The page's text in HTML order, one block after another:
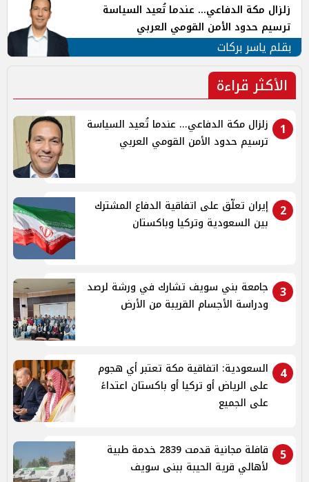
زلزال مكة الدفاعي... عندما تُعيد السياسة
ترسيم حدود الأمن القومي العربي
بقلم ياسر بركات
الأكثر قراءة
1
زلزال مكة الدفاعي... عندما تُعيد السياسة
ترسيم حدود الأمن القومي العربي
2
إيران تعلّق على اتفاقية الدفاع المشترك
بين السعودية وتركيا وباكستان
3
جامعة بني سويف تشارك في ورشة لرصد
ودراسة الأجسام القريبة من الأرض
4
السعودية: اتفاقية مكة تعتبر أي هجوم
على الرياض أو تركيا أو باكستان اعتداءً
على الجميع
5
قافلة مجانية قدمت 2839 خدمة طبية
لأهالي قرية الحيبة ببنى سويف